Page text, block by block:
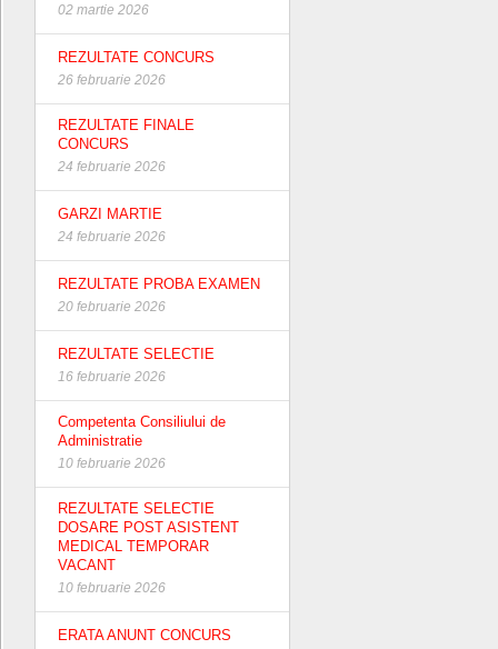
02 martie 2026
REZULTATE CONCURS
26 februarie 2026
REZULTATE FINALE
CONCURS
24 februarie 2026
GARZI MARTIE
24 februarie 2026
REZULTATE PROBA EXAMEN
20 februarie 2026
REZULTATE SELECTIE
16 februarie 2026
Competenta Consiliului de
Administratie
10 februarie 2026
REZULTATE SELECTIE
DOSARE POST ASISTENT
MEDICAL TEMPORAR
VACANT
10 februarie 2026
ERATA ANUNT CONCURS